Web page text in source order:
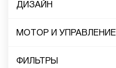
ДИЗАЙН
МОТОР И УПРАВЛЕНИЕ
ФИЛЬТРЫ